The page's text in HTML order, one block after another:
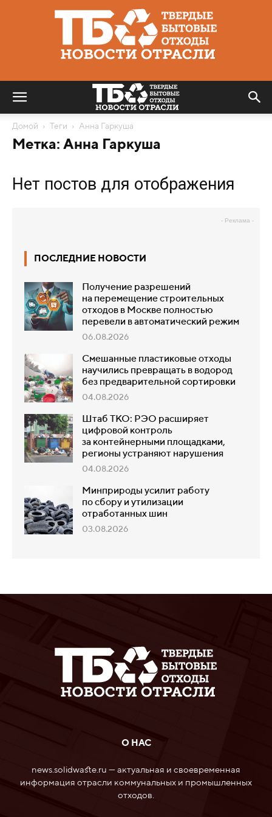
Твердые
бытовые
отходы
|
Домой Теги Анна Гаркуша
Метка: Анна Гаркуша
Нет постов для отображения
- Реклама -
ПОСЛЕДНИЕ НОВОСТИ
Получение разрешений
на перемещение строительных
отходов в Москве полностью
перевели в автоматический режим
06.08.2026
Смешанные пластиковые отходы
научились превращать в водород
без предварительной сортировки
04.08.2026
Штаб ТКО: РЭО расширяет
цифровой контроль
за контейнерными площадками,
регионы устраняют нарушения
04.08.2026
Минприроды усилит работу
по сбору и утилизации
отработанных шин
03.08.2026
О НАС
news.solidwaste.ru — актуальная и своевременная
информация отрасли коммунальных и промышленных
отходов.